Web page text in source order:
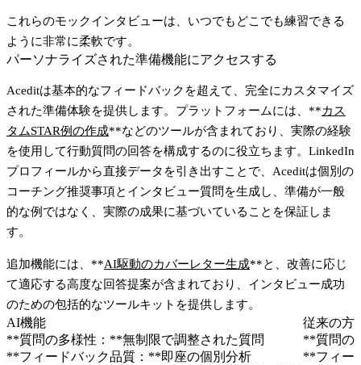
これらのモックインタビューは、いつでもどこでも練習できる
ように非常に柔軟です。
パーソナライズされた準備機能にアクセスする
Aceditは基本的なフィードバックを超えて、完全にカスタマイズ
された準備体験を提供します。プラットフォームには、**カス
タムSTAR例の作成**などのツールが含まれており、実際の経験
を使用して行動質問の回答を構成するのに役立ちます。LinkedIn
プロフィールから直接データを引き出すことで、Aceditは個別の
コーチング推奨事項とインタビュー質問を生成し、準備が一般
的な例ではなく、実際の成果に基づいていることを保証しま
す。
追加機能には、**AI駆動のカバーレター生成**と、改善に応じ
て適応する高度な回答提案が含まれており、インタビュー成功
のための包括的なツールキットを提供します。
AI機能
従来の方
**質問の多様性：**無制限で調整された質問
**質問の
**フィードバック品質：**即座の個別分析
**フィー